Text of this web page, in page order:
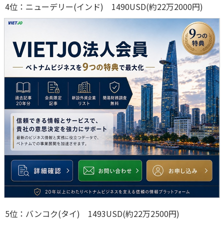
4位：ニューデリー(インド) 1490USD(約22万2000円)
5位：バンコク(タイ) 1493USD(約22万2500円)